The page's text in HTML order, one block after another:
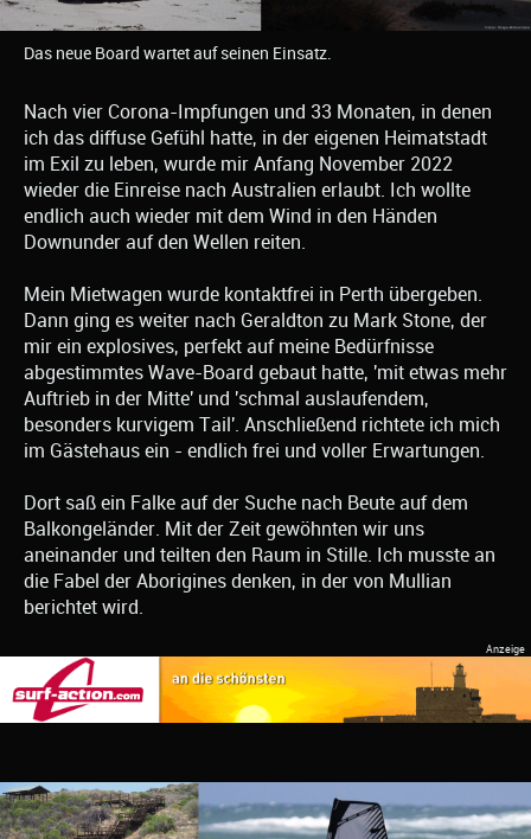
Das neue Board wartet auf seinen Einsatz.
Nach vier Corona-Impfungen und 33 Monaten, in denen
ich das diffuse Gefühl hatte, in der eigenen Heimatstadt
im Exil zu leben, wurde mir Anfang November 2022
wieder die Einreise nach Australien erlaubt. Ich wollte
endlich auch wieder mit dem Wind in den Händen
Downunder auf den Wellen reiten.
Mein Mietwagen wurde kontaktfrei in Perth übergeben.
Dann ging es weiter nach Geraldton zu Mark Stone, der
mir ein explosives, perfekt auf meine Bedürfnisse
abgestimmtes Wave-Board gebaut hatte, 'mit etwas mehr
Auftrieb in der Mitte' und 'schmal auslaufendem,
besonders kurvigem Tail'. Anschließend richtete ich mich
im Gästehaus ein - endlich frei und voller Erwartungen.
Dort saß ein Falke auf der Suche nach Beute auf dem
Balkongeländer. Mit der Zeit gewöhnten wir uns
aneinander und teilten den Raum in Stille. Ich musste an
die Fabel der Aborigines denken, in der von Mullian
berichtet wird.